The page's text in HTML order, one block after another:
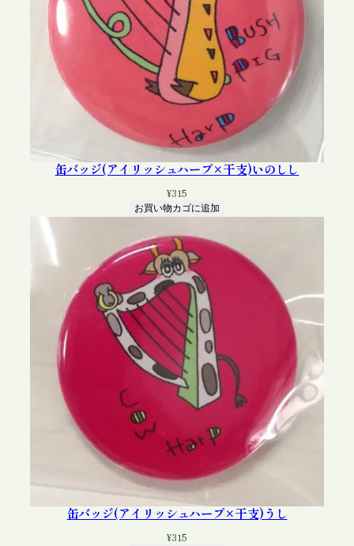
缶バッジ(アイリッシュハープ×干支)いのしし
¥315
お買い物カゴに追加
缶バッジ(アイリッシュハープ×干支)うし
¥315